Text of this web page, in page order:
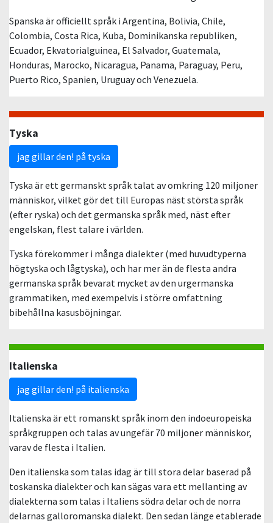
Spanska är officiellt språk i Argentina, Bolivia, Chile,
Colombia, Costa Rica, Kuba, Dominikanska republiken,
Ecuador, Ekvatorialguinea, El Salvador, Guatemala,
Honduras, Marocko, Nicaragua, Panama, Paraguay, Peru,
Puerto Rico, Spanien, Uruguay och Venezuela.
Tyska
jag gillar den! på tyska
Tyska är ett germanskt språk talat av omkring 120 miljoner
människor, vilket gör det till Europas näst största språk
(efter ryska) och det germanska språk med, näst efter
engelskan, flest talare i världen.
Tyska förekommer i många dialekter (med huvudtyperna
högtyska och lågtyska), och har mer än de flesta andra
germanska språk bevarat mycket av den urgermanska
grammatiken, med exempelvis i större omfattning
bibehållna kasusböjningar.
Italienska
jag gillar den! på italienska
Italienska är ett romanskt språk inom den indoeuropeiska
språkgruppen och talas av ungefär 70 miljoner människor,
varav de flesta i Italien.
Den italienska som talas idag är till stora delar baserad på
toskanska dialekter och kan sägas vara ett mellanting av
dialekterna som talas i Italiens södra delar och de norra
delarnas galloromanska dialekt. Den sedan länge etablerade